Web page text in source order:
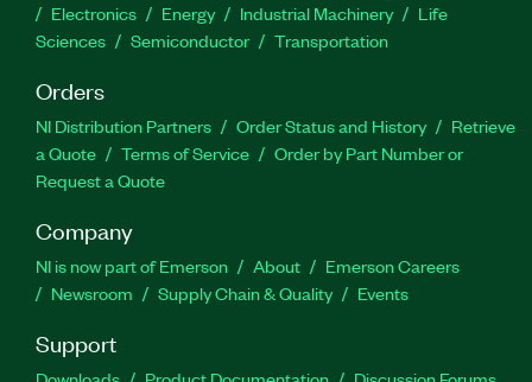
Electronics
Energy Industrial Machinery
Life
Sciences
Semiconductor Transportation
Orders
NI Distribution Partners Order Status and History
Retrieve
a Quote
Terms of Service
Order by Part Number or
Request a Quote
Company
NI is now part of Emerson About
Emerson Careers
Newsroom
Supply Chain & Quality Events
Support